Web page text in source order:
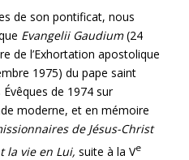
de son pontificat, nous
Evangelii Gaudium(24
de l’Exhortation apostolique
1975) du pape saint
de 1974 sur
moderne, et en mémoire
de Jésus-Christ
la vie en Lui, suite à la Ve